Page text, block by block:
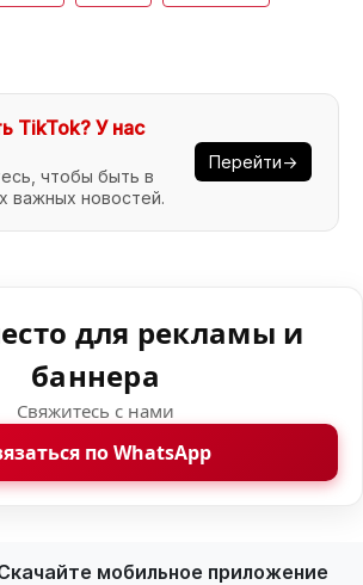
TikTok? У нас
чтобы быть в
важных новостей.
Перейти→
для рекламы и
баннера
Свяжитесь с нами
по WhatsApp
мобильное приложение